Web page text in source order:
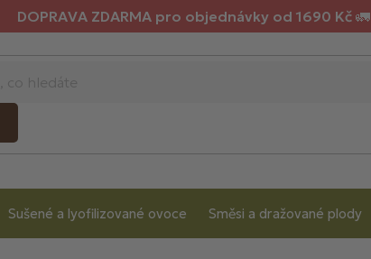
DOPRAVA ZDARMA pro objednávky od 1690 Kč 🚛
Sušené a lyofilizované ovoce Směsi a dražované plody